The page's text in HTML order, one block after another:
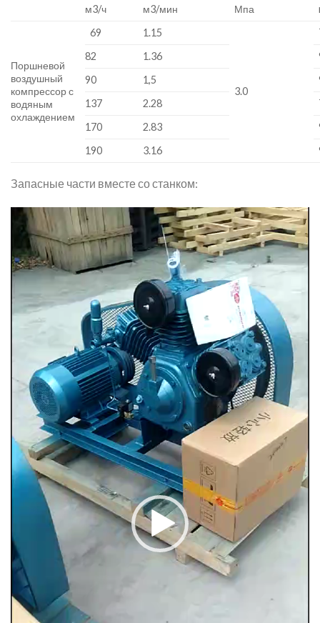
м3/ч м3/мин Мпа
Поршневой
воздушный
компрессор с
водяным
охлаждением
69 1.15
3.0
82
1.36
90
1,5
137
2.28
170
2.83
190
3.16
Запасные части вместе со станком:
Video
Player